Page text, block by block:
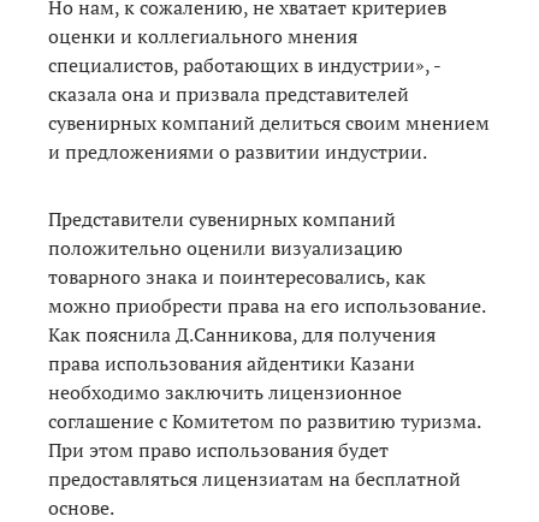
Но нам, к сожалению, не хватает критериев
оценки и коллегиального мнения
специалистов, работающих в индустрии», -
сказала она и призвала представителей
сувенирных компаний делиться своим мнением
и предложениями о развитии индустрии.
Представители сувенирных компаний
положительно оценили визуализацию
товарного знака и поинтересовались, как
можно приобрести права на его использование.
Как пояснила Д.Санникова, для получения
права использования айдентики Казани
необходимо заключить лицензионное
соглашение с Комитетом по развитию туризма.
При этом право использования будет
предоставляться лицензиатам на бесплатной
основе.